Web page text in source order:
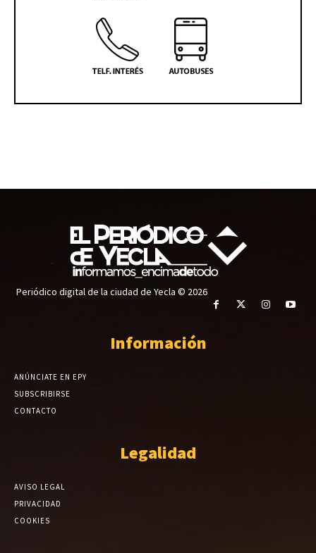
Periódico digital de la ciudad de Yecla © 2026
Información
ANÚNCIATE EN EPY
SUBSCRIBIRSE
CONTACTO
Legalidad
AVISO LEGAL
PRIVACIDAD
COOKIES